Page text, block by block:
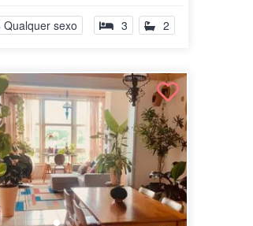
Qualquer sexo 3 2